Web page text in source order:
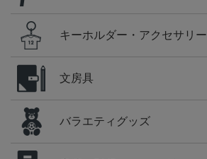
キーホルダー・アクセサリー
文房具
バラエティグッズ